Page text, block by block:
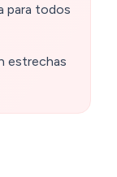
para todos
estrechas